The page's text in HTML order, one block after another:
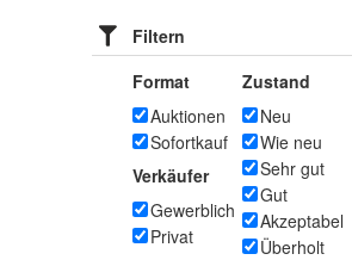
Filtern
Format
Auktionen
Sofortkauf
Verkäufer
Gewerblich
Privat
Zustand
Neu
Wie neu
Sehr gut
Gut
Akzeptabel
Überholt